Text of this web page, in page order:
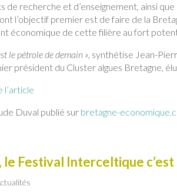
de recherche et d’enseignement, ainsi
l’objectif premier est de faire de la
économique de cette filière au fort
le pétrole de demain », synthétise Jean-
président du Cluster algues Bretagne,
l’article
Duval publié sur bretagne-
Festival Interceltique